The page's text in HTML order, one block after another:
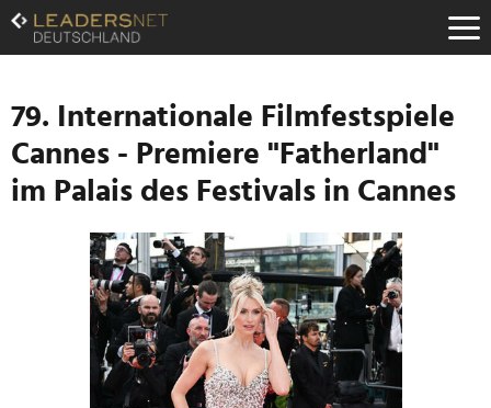
Zum
Inhalt
Zur
Navigation
Zur
Hauptnavigation
79. Internationale Filmfestspiele
Cannes - Premiere "Fatherland"
im Palais des Festivals in Cannes